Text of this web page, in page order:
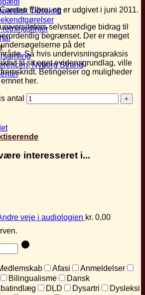
Tidsskrift
retningslinjer
Nyborg Strand
Elbro, og er udgivet i juni 2011.
selvstændige bidrag til
begrænset. Der er meget
på det
Så hvis undervisningspraksis
til sit eget evidensgrundlag, ville
Betingelser og muligheder
her.
antal
interesseret i...
veje i audiologien kr. 0,00
Afasi
Anmeldelser
Bilingualisme
Dansk
DLD Dysartri
Dysleksi